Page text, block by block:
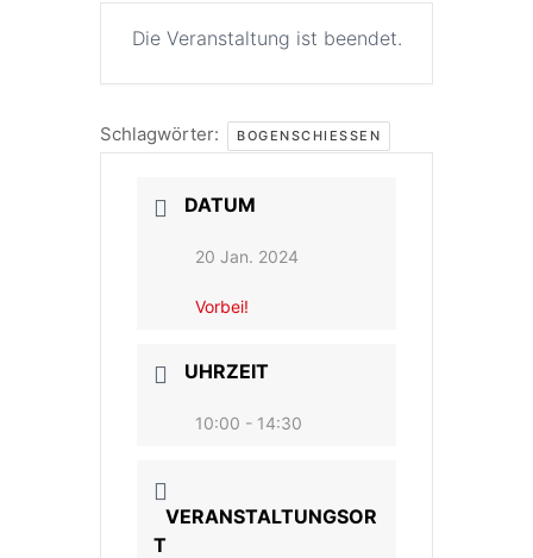
Die Veranstaltung ist beendet.
Schlagwörter: BOGENSCHIESSEN
DATUM
20 Jan. 2024
Vorbei!
UHRZEIT
10:00 - 14:30
VERANSTALTUNGSOR
T